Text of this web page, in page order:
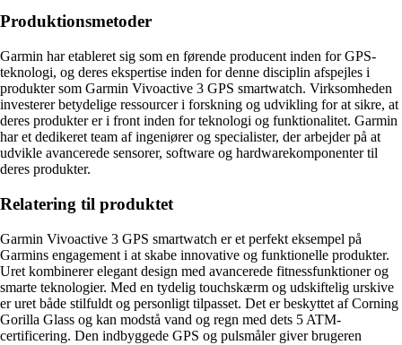
Produktionsmetoder
Garmin har etableret sig som en førende producent inden for GPS-
teknologi, og deres ekspertise inden for denne disciplin afspejles i
produkter som Garmin Vivoactive 3 GPS smartwatch. Virksomheden
investerer betydelige ressourcer i forskning og udvikling for at sikre, at
deres produkter er i front inden for teknologi og funktionalitet. Garmin
har et dedikeret team af ingeniører og specialister, der arbejder på at
udvikle avancerede sensorer, software og hardwarekomponenter til
deres produkter.
Relatering til produktet
Garmin Vivoactive 3 GPS smartwatch er et perfekt eksempel på
Garmins engagement i at skabe innovative og funktionelle produkter.
Uret kombinerer elegant design med avancerede fitnessfunktioner og
smarte teknologier. Med en tydelig touchskærm og udskiftelig urskive
er uret både stilfuldt og personligt tilpasset. Det er beskyttet af Corning
Gorilla Glass og kan modstå vand og regn med dets 5 ATM-
certificering. Den indbyggede GPS og pulsmåler giver brugeren